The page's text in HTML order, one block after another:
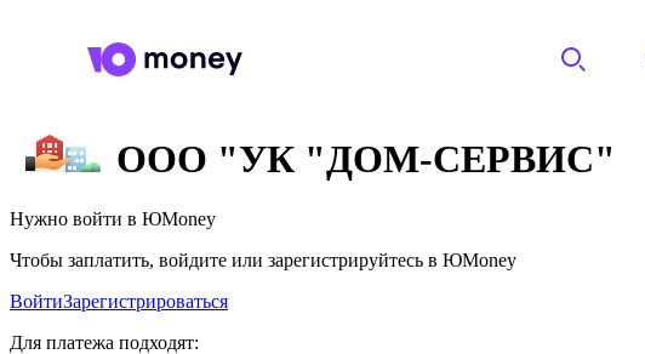
ООО "УК "ДОМ-СЕРВИС"
Нужно войти в ЮMoney
Чтобы заплатить, войдите или зарегистрируйтесь в ЮMoney
ВойтиЗарегистрироваться
Для платежа подходят: